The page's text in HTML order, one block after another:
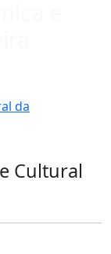
da
Cultural